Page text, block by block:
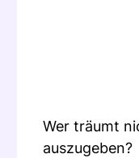
Wer träumt
auszugeben?